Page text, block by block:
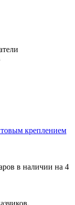
креплением
в наличии на 4